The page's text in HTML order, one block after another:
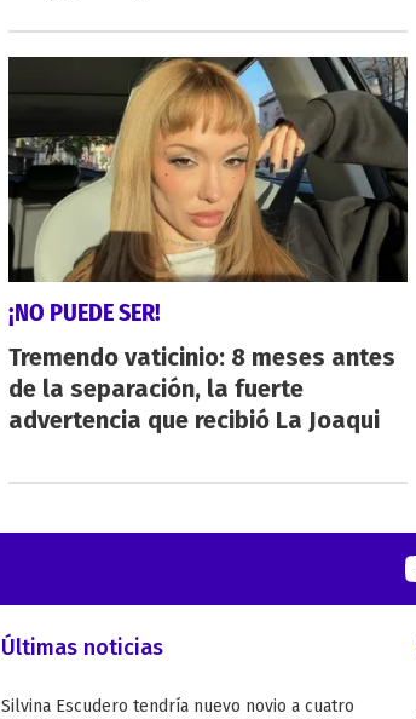
¡NO PUEDE SER!
Tremendo vaticinio: 8 meses antes
de la separación, la fuerte
advertencia que recibió La Joaqui
Últimas noticias
Silvina Escudero tendría nuevo novio a cuatro